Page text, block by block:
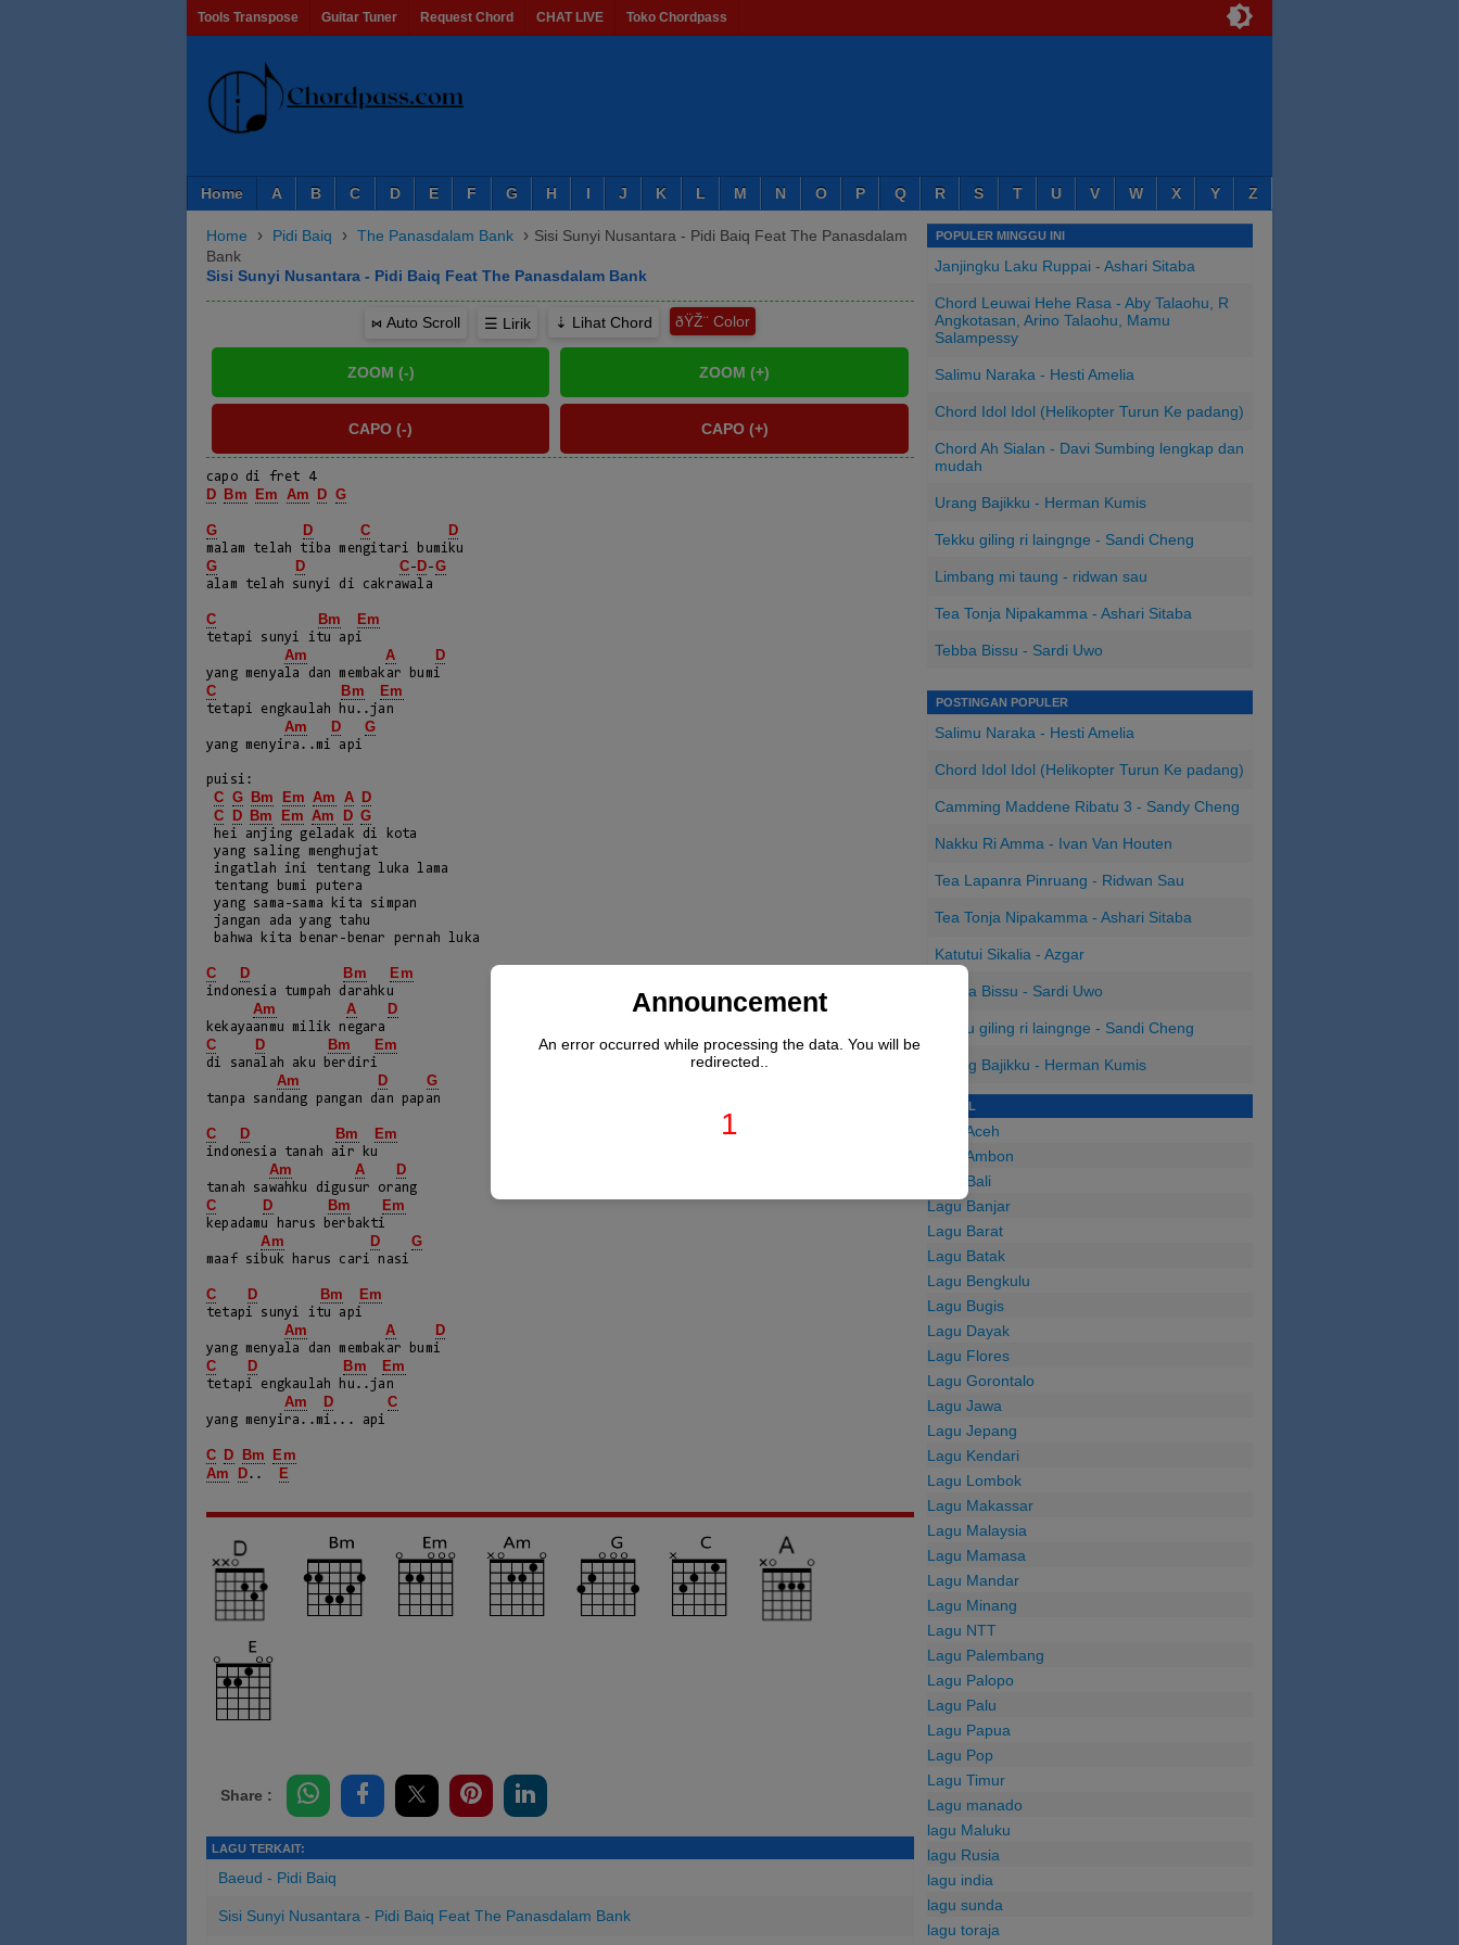
Tools Transpose Guitar Tuner Request Chord CHAT LIVE Toko Chordpass
Home A B C D E F G H I J K L M N O P Q R S T U V W X Y Z
Home › Pidi Baiq › The Panasdalam Bank › Sisi Sunyi Nusantara - Pidi Baiq Feat The Panasdalam
Bank
Sisi Sunyi Nusantara - Pidi Baiq Feat The Panasdalam Bank
⋈ Auto Scroll ☰ Lirik ⇣ Lihat Chord ðŸŽ¨
capo di fret 4
D Bm Em Am D G
G D C D
G D C- D-G
alam telah sunyi di cakrawala
C Bm Em
tetapi sunyi itu api
Am A D
C Bm Em
tetapi engkaulah hu..jan
Am D G
yang menyira..mi api
puisi:
C G Bm Em Am A D
C
D Bm Em Am D G
yang saling menghujat
ingatlah ini tentang luka lama
yang sama-sama kita simpan
jangan ada yang tahu
C D Bm Em
indonesia tumpah darahku
Am A D
C D Bm Em
di sanalah aku berdiri
Am D G
tanpa sandang pangan dan papan
C D Bm Em
indonesia tanah air ku
Am A D
C D Bm Em
kepadamu harus berbakti
Am D G
maaf sibuk harus cari nasi
C D Bm Em
tetapi sunyi itu api
Am A D
C D Bm Em
tetapi engkaulah hu..jan
Am D C
yang menyira..mi... api
C D Bm
Em
Am
D.. E
Share :
LAGU TERKAIT:
Baeud - Pidi Baiq
Sisi Sunyi Nusantara - Pidi Baiq Feat The Panasdalam Bank
POPULER MINGGU INI
Janjingku Laku Ruppai - Ashari Sitaba
Chord Leuwai Hehe Rasa - Aby Talaohu, R
Angkotasan, Arino Talaohu, Mamu
Salampessy
Salimu Naraka - Hesti Amelia
Chord Idol Idol (Helikopter Turun Ke padang)
Chord Ah Sialan - Davi Sumbing lengkap dan
mudah
Urang Bajikku - Herman Kumis
Tekku giling ri laingnge - Sandi Cheng
Limbang mi taung - ridwan sau
Tea Tonja Nipakamma - Ashari Sitaba
Tebba Bissu - Sardi Uwo
POSTINGAN POPULER
Salimu Naraka - Hesti Amelia
Chord Idol Idol (Helikopter Turun Ke padang)
Camming Maddene Ribatu 3 - Sandy Cheng
Nakku Ri Amma - Ivan Van Houten
Tea Lapanra Pinruang - Ridwan Sau
Tea Tonja Nipakamma - Ashari Sitaba
Katutui Sikalia - Azgar
Tebba Bissu - Sardi Uwo
Tekku giling ri laingnge - Sandi Cheng
Urang Bajikku - Herman Kumis
LABEL
Lagu Aceh
Lagu Ambon
Lagu Bali
Lagu Banjar
Lagu Barat
Lagu Batak
Lagu Bengkulu
Lagu Bugis
Lagu Dayak
Lagu Flores
Lagu Gorontalo
Lagu Jawa
Lagu Jepang
Lagu Kendari
Lagu Lombok
Lagu Makassar
Lagu Malaysia
Lagu Mamasa
Lagu Mandar
Lagu Minang
Lagu NTT
Lagu Palembang
Lagu Palopo
Lagu Palu
Lagu Papua
Lagu Pop
Lagu Timur
Lagu manado
lagu Maluku
lagu Rusia
lagu india
lagu sunda
lagu toraja
Announcement
An error occurred while processing the data. You will be
redirected..
1